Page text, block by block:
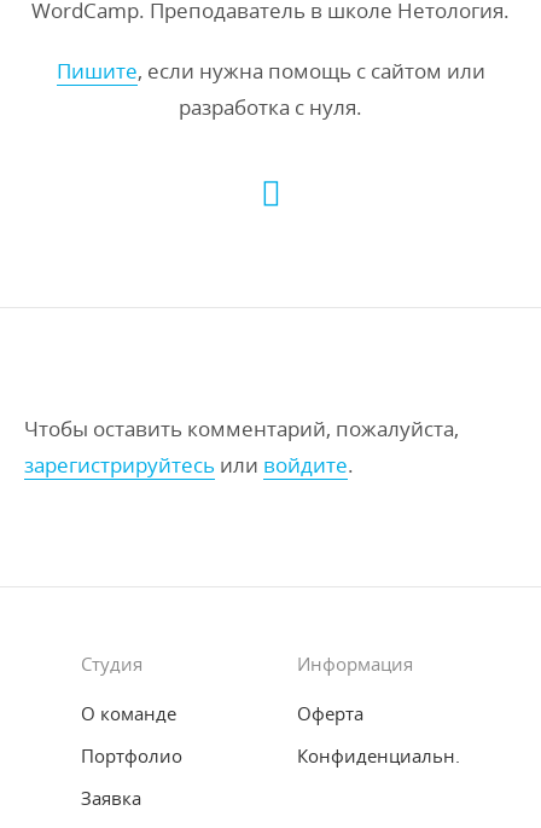
WordCamp. Преподаватель в школе Нетология.
Пишите, если нужна помощь с сайтом или
разработка с нуля.
Чтобы оставить комментарий, пожалуйста,
зарегистрируйтесь или войдите.
Студия
О команде
Портфолио
Заявка
Информация
Оферта
Конфиденциальн.